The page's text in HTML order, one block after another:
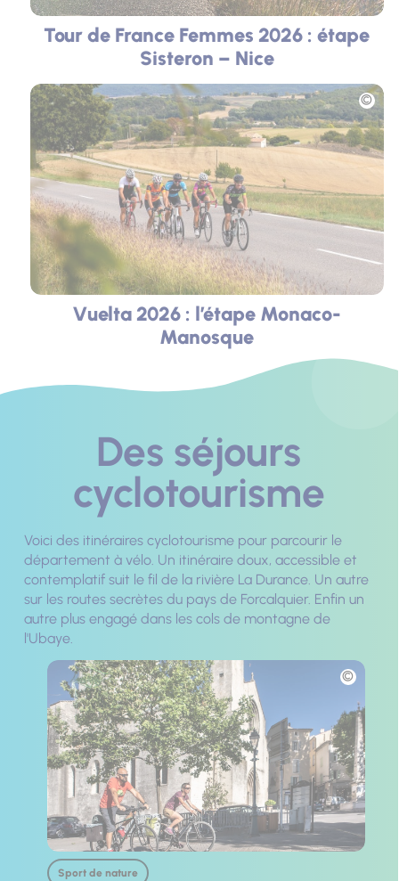
Tour de France Femmes 2026 : étape
Sisteron – Nice
Vuelta 2026 : l’étape Monaco-
Manosque
Photo
Des séjours
cyclotourisme
Voici des itinéraires cyclotourisme pour parcourir le
département à vélo. Un itinéraire doux, accessible et
contemplatif suit le fil de la rivière La Durance. Un autre
sur les routes secrètes du pays de Forcalquier. Enfin un
autre plus engagé dans les cols de montagne de
l'Ubaye.
Sport de nature
Photo